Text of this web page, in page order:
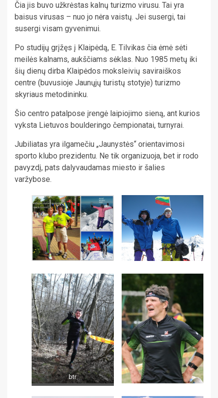
Čia jis buvo užkrėstas kalnų turizmo virusu. Tai yra
baisus virusas – nuo jo nėra vaistų. Jei susergi, tai
susergi visam gyvenimui.
Po studijų grįžęs į Klaipėdą, E. Tilvikas čia ėmė sėti
meilės kalnams, aukščiams sėklas. Nuo 1985 metų iki
šių dienų dirba Klaipėdos moksleivių saviraiškos
centre (buvusioje Jaunųjų turistų stotyje) turizmo
skyriaus metodininku.
Šio centro patalpose įrengė laipiojimo sieną, ant kurios
vyksta Lietuvos boulderingo čempionatai, turnyrai.
Jubiliatas yra ilgamečiu „Jaunystės“ orientavimosi
sporto klubo prezidentu. Ne tik organizuoja, bet ir rodo
pavyzdį, pats dalyvaudamas miesto ir šalies
varžybose.
btr